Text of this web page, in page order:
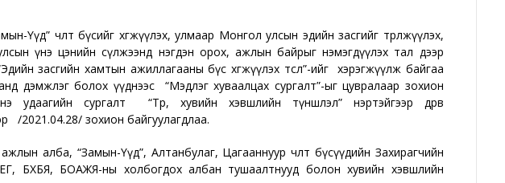
Үүд” чөлөөт бүсийг хөгжүүлэх, улмаар Монгол улсын эдийн засгийг төрөлжүүлэх,
үнэ цэнийн сүлжээнд нэгдэн орох, ажлын байрыг нэмэгдүүлэх тал дээр
засгийн хамтын ажиллагааны бүс хөгжүүлэх төсөл”-ийг хэрэгжүүлж байгаа
дэмжлэг болох үүднээс “Мэдлэг хуваалцах сургалт”-ыг цувралаар зохион
удаагийн сургалт “Төр, хувийн хэвшлийн түншлэл” нэртэйгээр дөрөв
/2021.04.28/ зохион байгуулагдлаа.
алба, “Замын-Үүд”, Алтанбулаг, Цагааннуур чөлөөт бүсүүдийн Захирагчийн
БХБЯ, БОАЖЯ-ны холбогдох албан тушаалтнууд болон хувийн хэвшлийн